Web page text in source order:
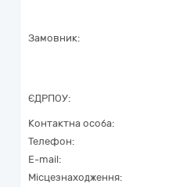
Замовник:
ЄДРПОУ:
Контактна особа:
Телефон:
E-mail:
Місцезнаходження: